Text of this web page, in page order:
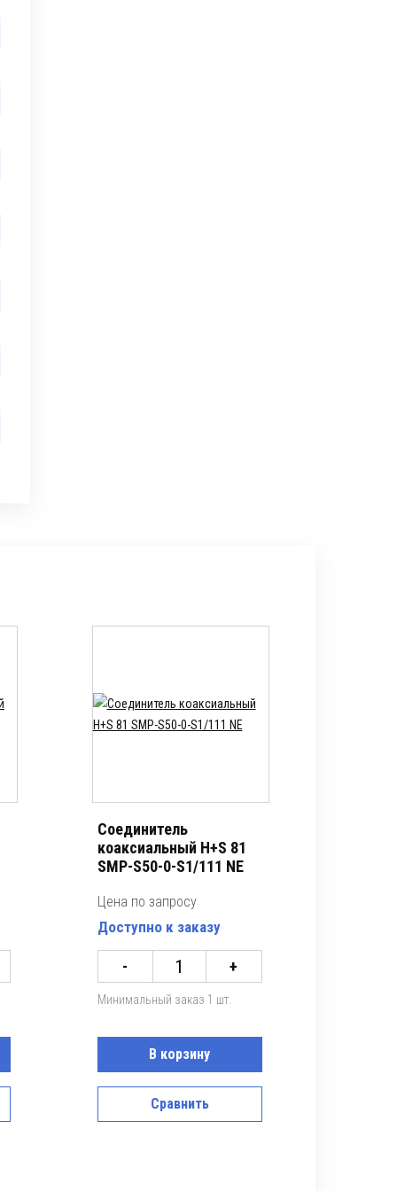
Соединитель
коаксиальный H+S 81
SMP-S50-0-S1/111 NE
Цена по запросу
Доступно к заказу
- +
Минимальный заказ 1 шт.
В корзину
Сравнить